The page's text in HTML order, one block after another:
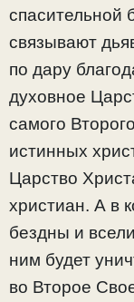
спасительной
связывают
по дару
духовное
самого
истинных
Царство
христиан. А в
бездны и
ним будет
во Второе